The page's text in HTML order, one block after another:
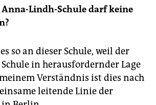
Lindh-Schule darf keine
so an dieser Schule, weil der
in herausfordernder Lage
Verständnis ist dies nach
leitende Linie der